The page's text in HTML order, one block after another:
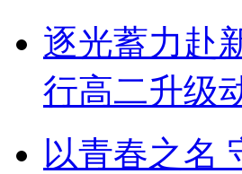
逐光蓄力赴
行高二升级
以青春之名